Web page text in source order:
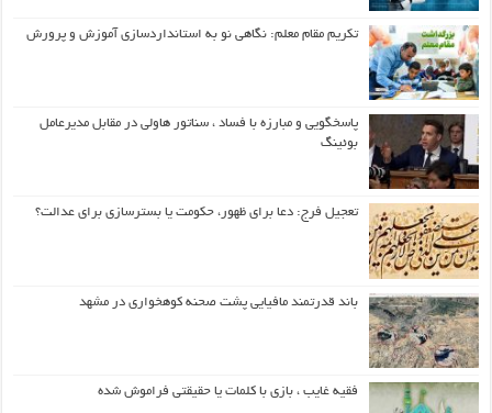
تکریم مقام معلم: نگاهی نو به استانداردسازی آموزش و پرورش
پاسخگویی و مبارزه با فساد ، سناتور هاولی در مقابل مدیرعامل
بوئینگ
تعجیل فرج: دعا برای ظهور، حکومت یا بسترسازی برای عدالت؟
باند قدرتمند مافیایی پشت صحنه کوهخواری در مشهد
فقیه غایب ، بازی با کلمات یا حقیقتی فراموش شده